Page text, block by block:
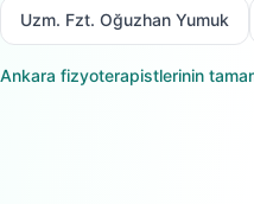
Uzm. Fzt. Oğuzhan Yumuk
Ankara fizyoterapistlerinin